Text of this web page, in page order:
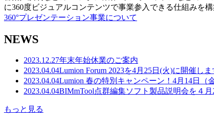
に360度ビジュアルコンテンツで事業参入できる仕組みを構
360°プレゼンテーション事業について
NEWS
2023.12.27年末年始休業のご案内
2023.04.04Lumion Forum 2023を4月25日(火)に開催しま
2023.04.04Lumion 春の特別キャンペーン！4月14日（
2023.04.04BIMmTool点群編集ソフト製品説明会を４
もっと見る